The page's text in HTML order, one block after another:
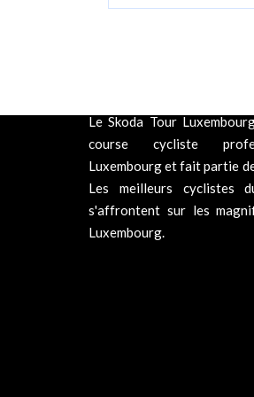
Le Skoda Tour
course cycliste
Luxembourg et fait partie
Les meilleurs cyclistes
s'affrontent sur les
Luxembourg.